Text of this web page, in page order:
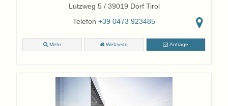
Lutzweg 5 / 39019 Dorf Tirol
Telefon +39 0473 923485
Mehr Webseite Anfrage